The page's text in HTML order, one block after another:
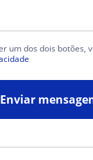
um dos dois botões,
Enviar